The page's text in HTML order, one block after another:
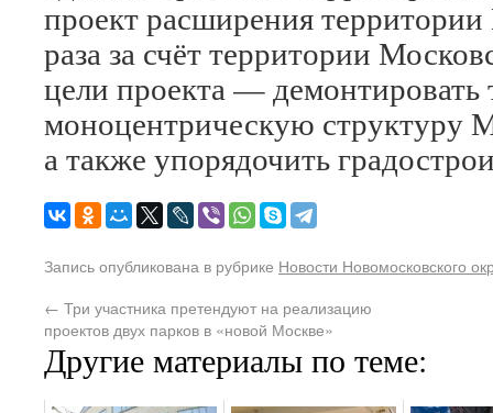
проект расширения
раза за счёт территории
цели проекта —
моноцентрическую структуру
а также упорядочить
Запись опубликована в рубрике Новости Новомосковского
← Три участника претендуют на реализацию
проектов двух парков в «новой Москве»
Другие материалы по теме: